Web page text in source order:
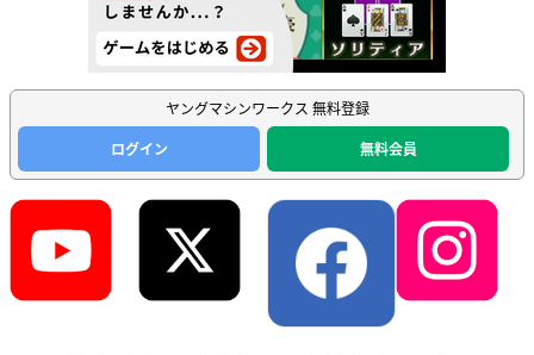
ヤングマシンワークス 無料登録
ログイン
無料会員